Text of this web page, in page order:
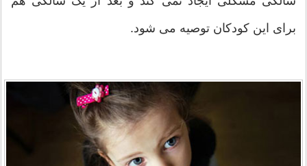
برای این کودکان توصیه می شود.